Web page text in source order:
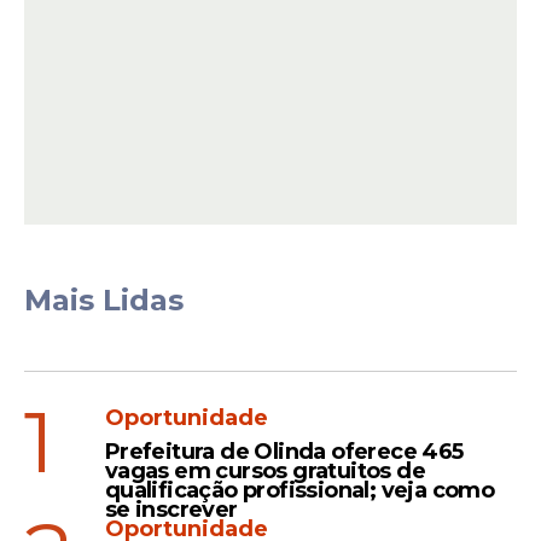
Exclusiva
TST cria sala VIP no
aeroporto para proteger
Mais Lidas
1
Oportunidade
Prefeitura de Olinda oferece 465
vagas em cursos gratuitos de
qualificação profissional; veja como
se inscrever
Oportunidade